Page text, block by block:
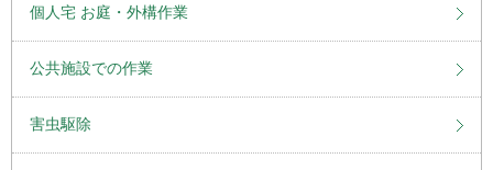
個人宅 お庭・外構作業
公共施設での作業
害虫駆除